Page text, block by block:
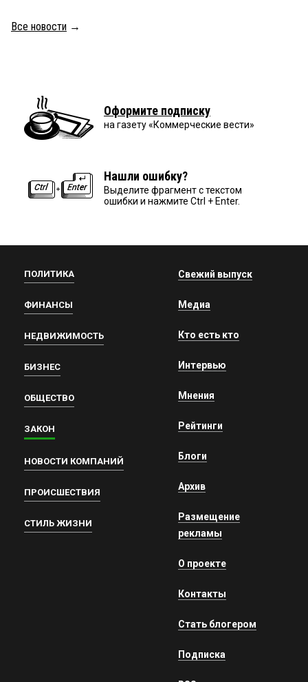
Все новости →
Оформите подписку
на газету «Коммерческие вести»
Нашли ошибку?
Выделите фрагмент с текстом
ошибки и нажмите Ctrl + Enter.
ПОЛИТИКА
ФИНАНСЫ
НЕДВИЖИМОСТЬ
БИЗНЕС
ОБЩЕСТВО
ЗАКОН
НОВОСТИ КОМПАНИЙ
ПРОИСШЕСТВИЯ
СТИЛЬ ЖИЗНИ
Свежий выпуск
Медиа
Кто есть кто
Интервью
Мнения
Рейтинги
Блоги
Архив
Размещение
рекламы
О проекте
Контакты
Стать блогером
Подписка